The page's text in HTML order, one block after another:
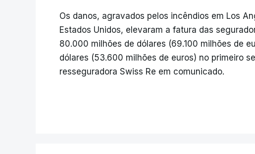
Os danos, agravados pelos incêndios em Los
Estados Unidos, elevaram a fatura das
80.000 milhões de dólares (69.100 milhões de
dólares (53.600 milhões de euros) no primeiro
resseguradora Swiss Re em comunicado.